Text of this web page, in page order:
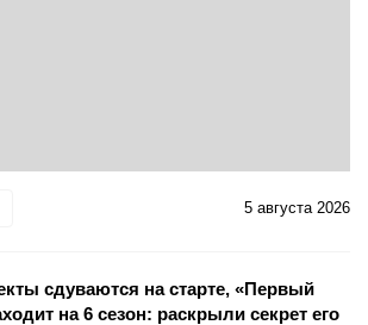
5 августа 2026
сдуваются на старте, «Первый
на 6 сезон: раскрыли секрет его